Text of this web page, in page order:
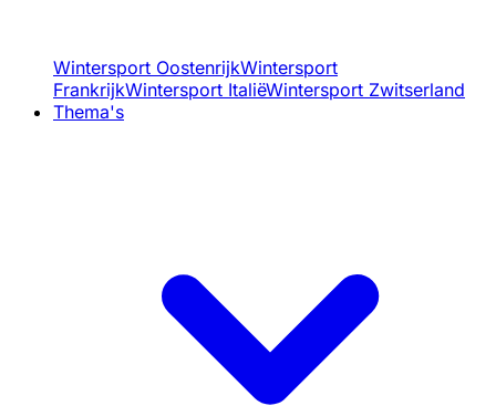
Wintersport OostenrijkWintersport
FrankrijkWintersport ItaliëWintersport Zwitserland
Thema's